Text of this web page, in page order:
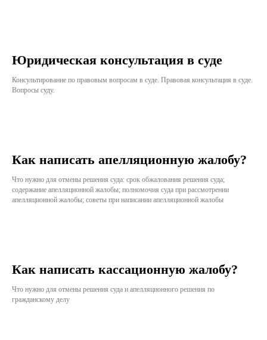
Юридическая консультация в суде
Консультирование по правовым вопросам в суде. Правовая консультация в суде.
Вопросы суду.
Как написать апелляционную жалобу?
Что нужно для отмены решения суда: срок обжалования решения суда;
содержание апелляционной жалобы; полномочия суда при рассмотрении
апелляционной жалобы; советы при написании апелляционной жалобы
Как написать кассационную жалобу?
Что нужно для отмены решения суда и апелляционного решения по
гражданскому делу